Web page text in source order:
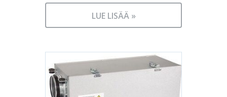
LUE LISÄÄ »